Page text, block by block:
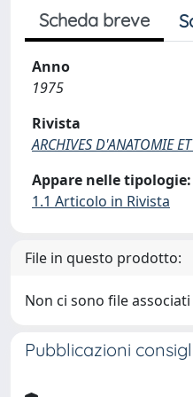
Scheda breve
Anno
1975
Rivista
ARCHIVES D'ANATOMIE
Appare nelle tipologie:
1.1 Articolo in Rivista
File in questo prodotto:
Non ci sono file
Pubblicazioni